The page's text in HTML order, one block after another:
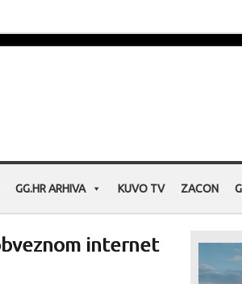
GG.HR ARHIVA KUVO TV ZACON
internet